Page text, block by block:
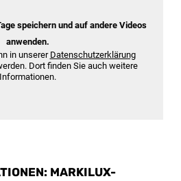
speichern und auf andere Videos
anwenden.
in unserer Datenschutzerklärung
Dort finden Sie auch weitere
Informationen.
MARKILUX-